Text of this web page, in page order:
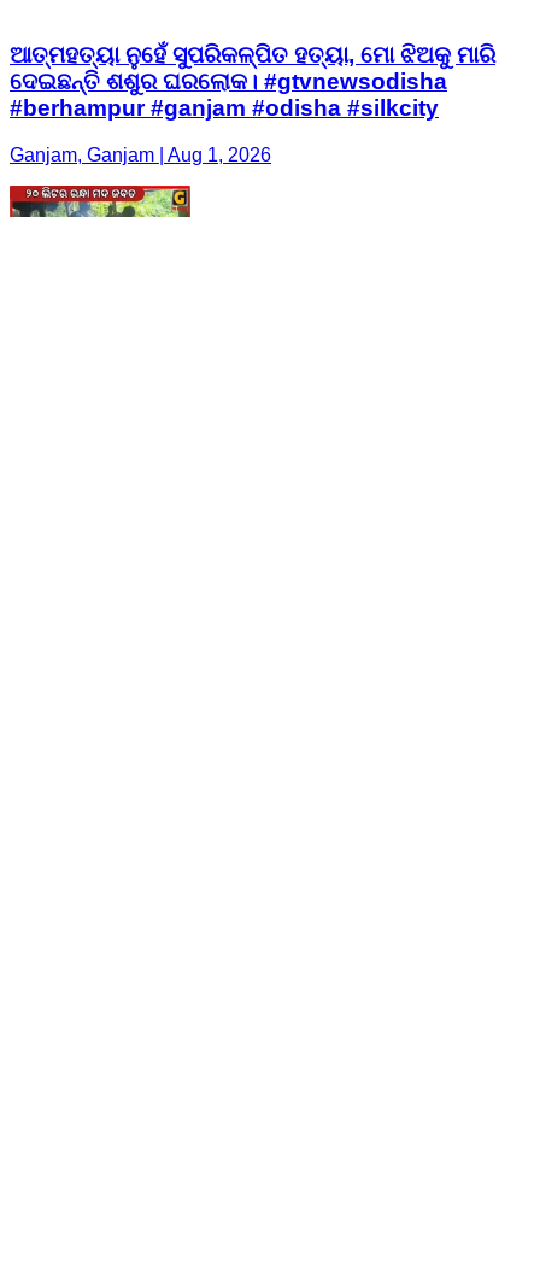
ଆତ୍ମହତ୍ୟା ନୁହେଁ ସୁପରିକଳ୍ପିତ ହତ୍ୟା, ମୋ ଝିଅକୁ ମାରି
ଦେଇଛନ୍ତି ଶଶୁର ଘରଲୋକ। #gtvnewsodisha
#berhampur #ganjam #odisha #silkcity
Ganjam, Ganjam | Aug 1, 2026